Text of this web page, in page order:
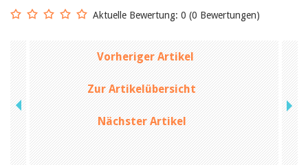
Archiv
Juni 2026
März 2026
Dezember 2025
November 2025
September 2025
Juli 2025
Juni 2025
März 2025
Februar 2025
2024
Aktuelle Bewertung: 0 (0 Bewertungen)
Vorheriger Artikel
Zur Artikelübersicht
Nächster Artikel